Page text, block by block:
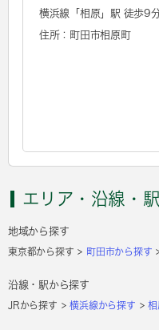
横浜線「 相原 」駅 徒歩9
住所：町田市相原町
エリア・沿線・
地域から探す
東京都から探す 町田市から探す
沿線・駅から探す
JRから探す 横浜線から探す 相